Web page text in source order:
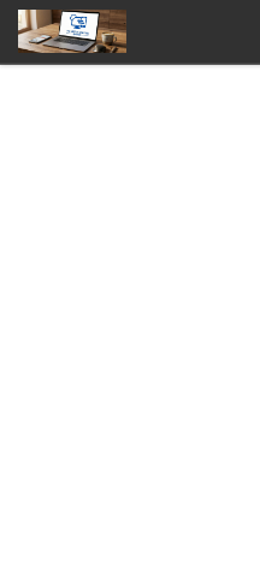
Zum Inhalt springen